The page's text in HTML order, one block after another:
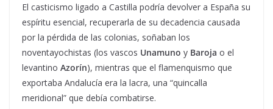
El casticismo ligado a Castilla podría devolver a España su
espíritu esencial, recuperarla de su decadencia causada
por la pérdida de las colonias, soñaban los
noventayochistas (los vascos Unamuno y Baroja o el
levantino Azorín), mientras que el flamenquismo que
exportaba Andalucía era la lacra, una “quincalla
meridional” que debía combatirse.